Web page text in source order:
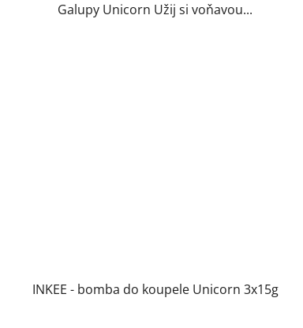
Galupy Unicorn Užij si voňavou...
INKEE - bomba do koupele Unicorn 3x15g